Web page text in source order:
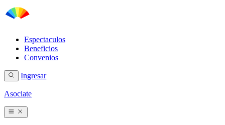
Espectaculos
Beneficios
Convenios
Ingresar
Asociate